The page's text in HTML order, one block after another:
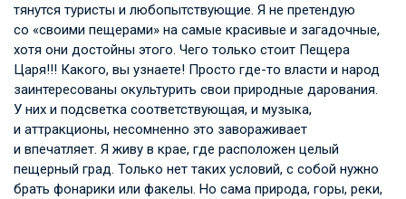
тянутся туристы и любопытствующие. Я не претендую
со «своими пещерами» на самые красивые и загадочные,
хотя они достойны этого. Чего только стоит Пещера
Царя!!! Какого, вы узнаете! Просто где-то власти и народ
заинтересованы окультурить свои природные дарования.
У них и подсветка соответствующая, и музыка,
и аттракционы, несомненно это завораживает
и впечатляет. Я живу в крае, где расположен целый
пещерный град. Только нет таких условий, с собой нужно
брать фонарики или факелы. Но сама природа, горы, реки,